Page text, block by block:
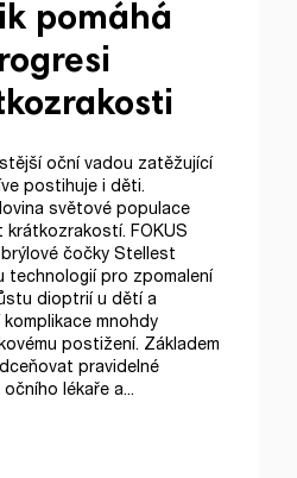
pomáhá
oční vadou zatěžující
postihuje i děti.
světové populace
FOKUS
čočky Stellest
technologií pro zpomalení
dioptrií u dětí a
mnohdy
postižení. Základem
pravidelné
lékaře a...